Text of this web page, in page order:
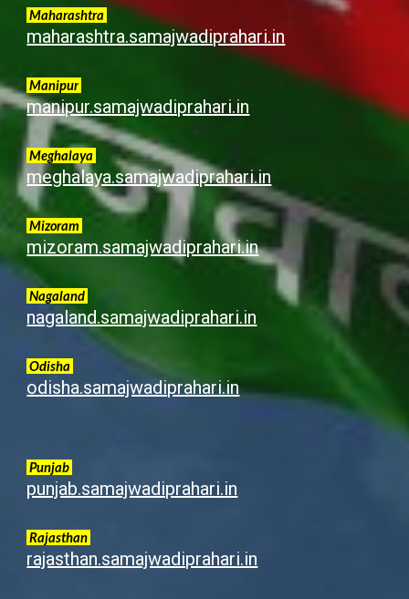
Maharashtra
maharashtra.samajwadiprahari.in
Manipur
manipur.samajwadiprahari.in
Meghalaya
meghalaya.samajwadiprahari.in
Mizoram
mizoram.samajwadiprahari.in
Nagaland
nagaland.samajwadiprahari.in
Odisha
odisha.samajwadiprahari.in
Punjab
punjab.samajwadiprahari.in
Rajasthan
rajasthan.samajwadiprahari.in